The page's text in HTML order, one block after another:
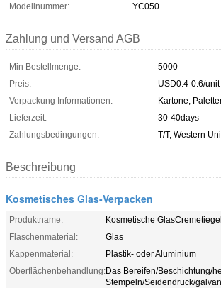
Modellnummer:
YC050
Zahlung und Versand AGB
Min Bestellmenge:
5000
Preis:
USD0.4-0.6/unit
Verpackung Informationen:
Kartone,
Lieferzeit:
30-40days
Zahlungsbedingungen:
T/T, Western
Beschreibung
Kosmetisches Glas-Verpacken
Produktname:
Kosmetische GlasCremetiegel
Flaschenmaterial:
Glas
Kappenmaterial:
Plastik- oder Aluminium
Oberflächenbehandlung:Das Bereifen/Beschichtung/
Stempeln/Seidendruck/